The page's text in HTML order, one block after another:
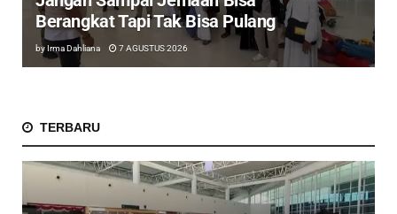
Berangkat Tapi Tak Bisa Pulang
by Irma Dahliana 7 AGUSTUS 2026
TERBARU